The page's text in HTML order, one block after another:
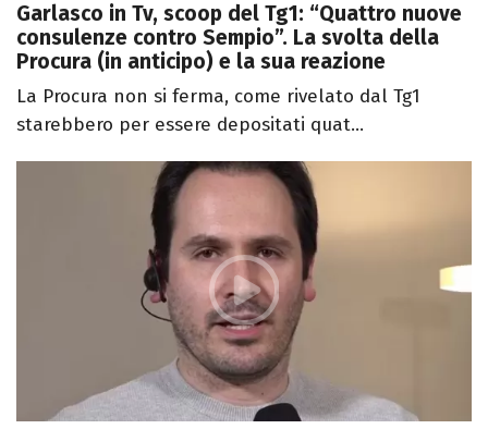
Garlasco in Tv, scoop del Tg1: “Quattro nuove
consulenze contro Sempio”. La svolta della
Procura (in anticipo) e la sua reazione
La Procura non si ferma, come rivelato dal Tg1
starebbero per essere depositati quat...